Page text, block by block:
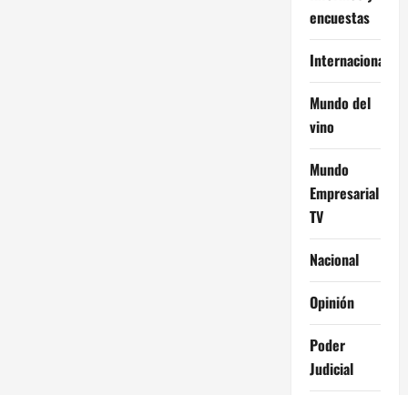
encuestas
Internacional
Mundo del
vino
Mundo
Empresarial
TV
Nacional
Opinión
Poder
Judicial